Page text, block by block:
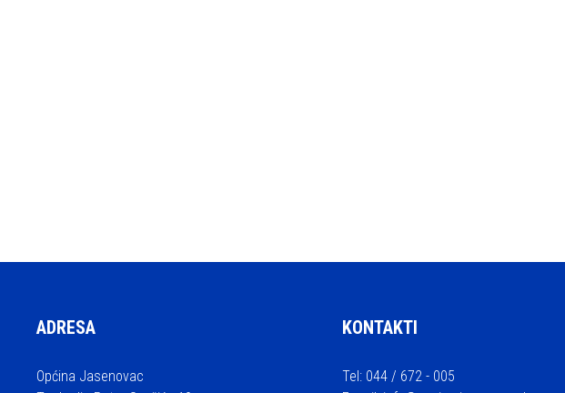
ADRESA
Općina Jasenovac
KONTAKTI
Tel: 044 / 672 - 005